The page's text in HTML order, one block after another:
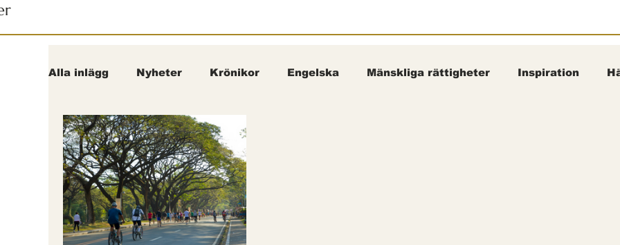
Alla inlägg Nyheter Krönikor Engelska Mänskliga rättigheter Inspiration
Bättre värld Djurens rättigheter
fredligare värld Kände du till....
Endast för Prenumeranter